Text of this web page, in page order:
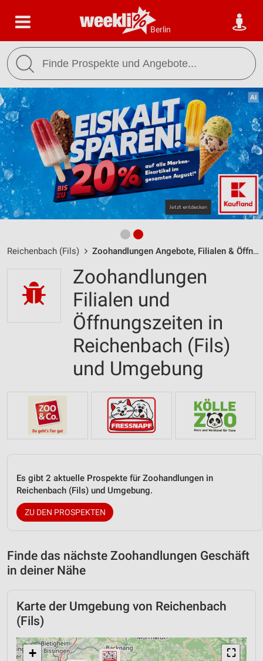
Berlin
Reichenbach (Fils) Zoohandlungen Angebote, Filialen & Öffnungszeiten
Zoohandlungen
Filialen und
Öffnungszeiten in
Reichenbach (Fils)
und Umgebung
Es gibt 2 aktuelle Prospekte für Zoohandlungen in
Reichenbach (Fils) und Umgebung.
ZU DEN PROSPEKTEN
Finde das nächste Zoohandlungen Geschäft
in deiner Nähe
Karte der Umgebung von Reichenbach
(Fils)
⛶
+